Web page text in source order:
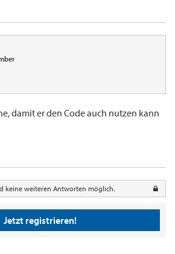
damit er den Code auch nutzen kann
keine weiteren Antworten möglich.
Jetzt registrieren!